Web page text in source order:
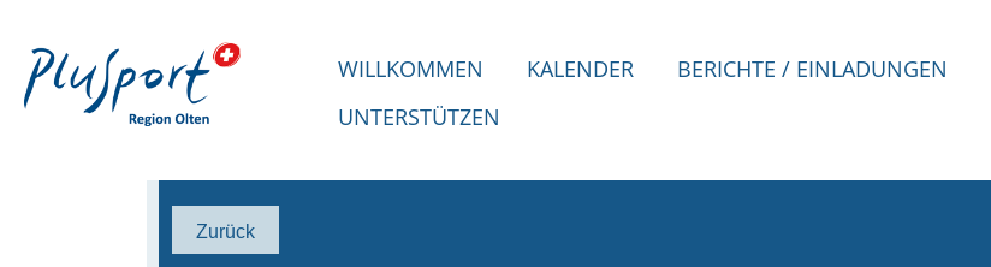
WILLKOMMEN KALENDER BERICHTE / EINLADUNGEN
UNTERSTÜTZEN
Zurück